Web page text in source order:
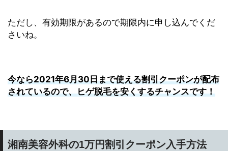
ただし、有効期限があるので期限内に申し込んでくだ
さいね。
今なら2021年6月30日まで使える割引クーポンが配布
されているので、ヒゲ脱毛を安くするチャンスです！
湘南美容外科の1万円割引クーポン入手方法